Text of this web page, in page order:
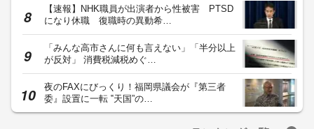
【速報】NHK職員が出演者から性被害 PTSD
になり休職 復職時の異動希…
「みんな高市さんに何も言えない」「半分以上
が反対」 消費税減税めぐ…
夜のFAXにびっくり！福岡県議会が『第三者
委』設置に一転 ‟天国”の…